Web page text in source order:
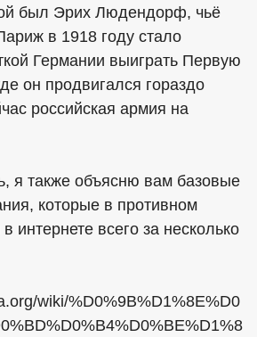
был Эрих Людендорф, чьё
в 1918 году стало
Германии выиграть Первую
он продвигался гораздо
российская армия на
я также объясню вам базовые
которые в противном
интернете всего за несколько
wiki/%D0%9B%D1%8E%D0